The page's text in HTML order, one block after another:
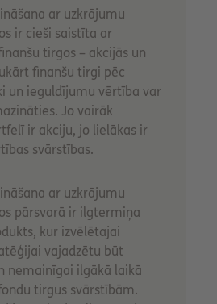
ar uzkrājumu
ir cieši saistīta ar
tirgos – akcijās un
finanšu tirgi pēc
un ieguldījumu vērtība var
Jo vairāk
ir akciju, jo lielākas ir
svārstības.
ar uzkrājumu
pārsvarā ir ilgtermiņa
kur izvēlētajai
vajadzētu būt
nemainīgai ilgākā laikā
tirgus svārstībām.